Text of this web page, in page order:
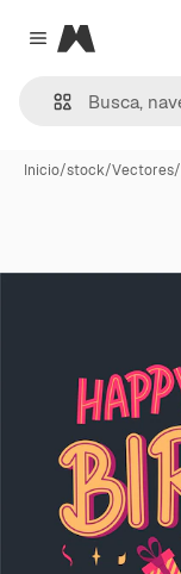
Close menu
Magnific
Inicio/stock/Vectores/